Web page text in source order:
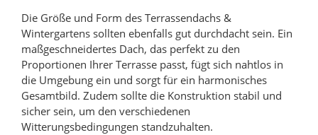
Die Größe und Form des Terrassendachs &
Wintergartens sollten ebenfalls gut durchdacht sein. Ein
maßgeschneidertes Dach, das perfekt zu den
Proportionen Ihrer Terrasse passt, fügt sich nahtlos in
die Umgebung ein und sorgt für ein harmonisches
Gesamtbild. Zudem sollte die Konstruktion stabil und
sicher sein, um den verschiedenen
Witterungsbedingungen standzuhalten.